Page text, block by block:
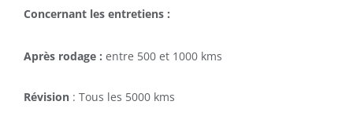
Concernant les entretiens :
Après rodage : entre 500 et 1000 kms
Révision : Tous les 5000 kms